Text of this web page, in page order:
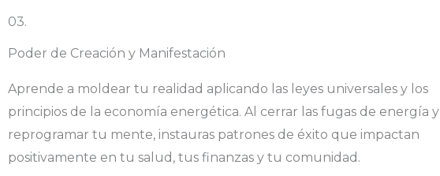
03.
Poder de Creación y Manifestación
Aprende a moldear tu realidad aplicando las leyes universales y los
principios de la economía energética. Al cerrar las fugas de energía y
reprogramar tu mente, instauras patrones de éxito que impactan
positivamente en tu salud, tus finanzas y tu comunidad.